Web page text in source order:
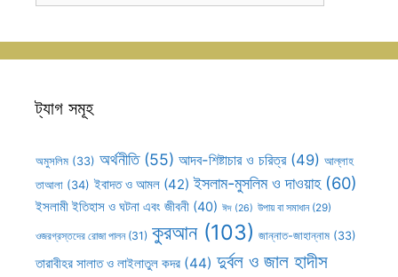
ট্যাগ সমূহ
অমুসলিম (33) অর্থনীতি(55) আদব-শিষ্টাচার ও চরিত্র(49) আল্লাহ
তাআলা (34) ইবাদত ও আমল (42) ইসলাম-মুসলিম ও দাওয়াহ(60)
ইসলামী ইতিহাস ও ঘটনা এবং জীবনী (40) ঈদ (26) উপায় বা সমাধান(29)
ওজরগ্রস্তদের রোজা পালন(31) কুরআন(103) জান্নাত-জাহান্নাম (33)
তারাবীহর সালাত ও লাইলাতুল কদর (44) দুর্বল ও জাল হাদীস